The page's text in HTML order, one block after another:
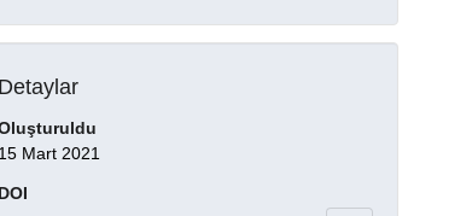
Detaylar
15 Mart 2021
DOI